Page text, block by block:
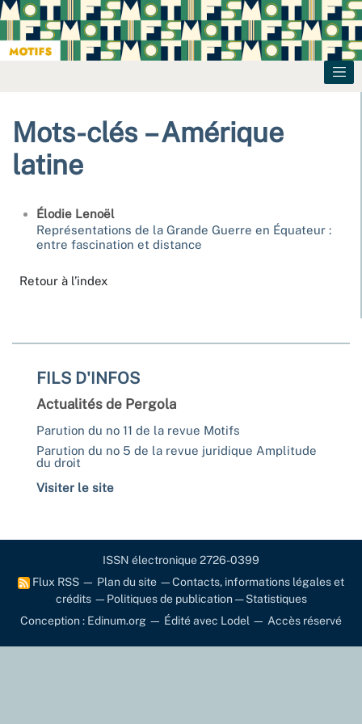
Mots-clés – Amérique
latine
Élodie Lenoël
Représentations de la Grande Guerre en Équateur :
entre fascination et distance
Retour à l’index
FILS D'INFOS
Actualités de Pergola
Parution du no 11 de la revue Motifs
Parution du no 5 de la revue juridique Amplitude
du droit
Visiter le site
ISSN électronique 2726-0399
Flux RSS — Plan du site —Contacts, informations légales et
crédits— Politiques de publication—Statistiques
Conception : Edinum.org — Édité avec Lodel — Accès réservé